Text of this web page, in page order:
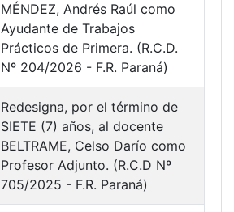
MÉNDEZ, Andrés Raúl como
Ayudante de Trabajos
Prácticos de Primera. (R.C.D.
Nº 204/2026 - F.R. Paraná)
Redesigna, por el término de
SIETE (7) años, al docente
BELTRAME, Celso Darío como
Profesor Adjunto. (R.C.D Nº
705/2025 - F.R. Paraná)